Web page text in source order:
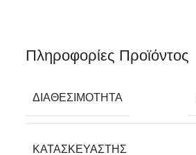
Πληροφορίες Προϊόντος
ΔΙΑΘΕΣΙΜΌΤΗΤΑ
ΚΑΤΑΣΚΕΥΑΣΤΉΣ